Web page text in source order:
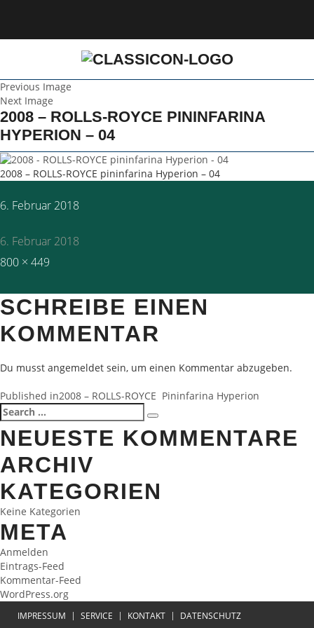
Previous Image
Next Image
2008 – ROLLS-ROYCE PININFARINA
HYPERION – 04
2008 – ROLLS-ROYCE pininfarina Hyperion – 04
Posted
6. Februar 2018
6. Februar 2018
Full
800 × 449
SCHREIBE EINEN
KOMMENTAR
Du musst angemeldet sein, um einen Kommentar abzugeben.
BEITRAGSNAVIGATION
Published in2008 – ROLLS-ROYCE Pininfarina Hyperion
Search
for:
Search
NEUESTE KOMMENTARE
ARCHIV
KATEGORIEN
Keine Kategorien
META
Anmelden
Eintrags-Feed
Kommentar-Feed
WordPress.org
IMPRESSUM SERVICE KONTAKT DATENSCHUTZ